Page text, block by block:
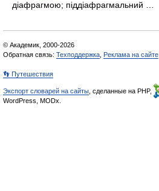
діафрагмою; піддіафрагмальний …
© Академик, 2000-2026
Обратная связь: Техподдержка Реклама на сайте
👣 Путешествия
Экспорт словарей на сайты , сделанные на PHP,
WordPress, MODx.